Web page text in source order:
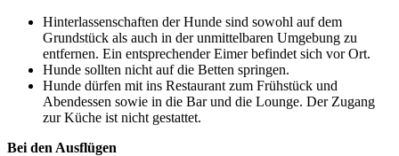
Hinterlassenschaften der Hunde sind sowohl auf dem
Grundstück als auch in der unmittelbaren Umgebung zu
entfernen. Ein entsprechender Eimer befindet sich vor Ort.
Hunde sollten nicht auf die Betten springen.
Hunde dürfen mit ins Restaurant zum Frühstück und
Abendessen sowie in die Bar und die Lounge. Der Zugang
zur Küche ist nicht gestattet.
Bei den Ausflügen